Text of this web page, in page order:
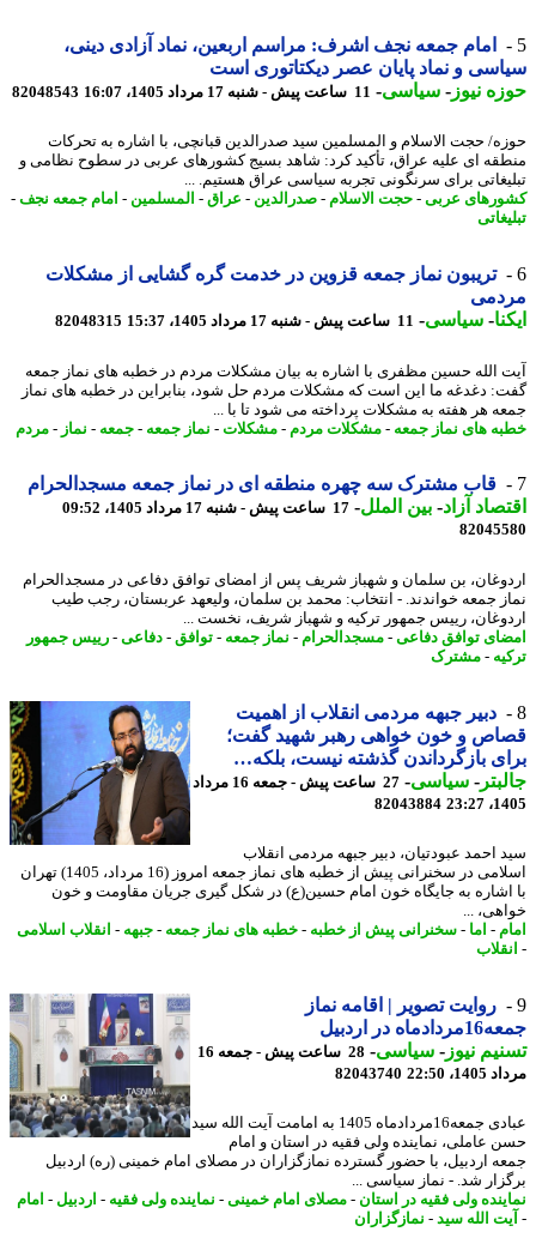
امام جمعه نجف اشرف: مراسم اربعین، نماد آزادی دینی،
و نماد پایان عصر دیکتاتوری است
نیوز-سیاسی-11 ساعت پیش - شنبه 17 مرداد 1405، 16:07 82048543
حجت الاسلام و المسلمین سید صدرالدین قبانچی، با اشاره به تحرکات
ای علیه عراق، تأکید کرد: شاهد بسیج کشورهای عربی در سطوح نظامی و
برای سرنگونی تجربه سیاسی عراق هستیم. ...
عربی- حجت الاسلام-صدرالدین-عراق- المسلمین-امام جمعه نجف -
تریبون نماز جمعه قزوین در خدمت گره گشایی از مشکلات
-سیاسی-11 ساعت پیش - شنبه 17 مرداد 1405، 15:37 82048315
الله حسین مظفری با اشاره به بیان مشکلات مردم در خطبه های نماز جمعه
دغدغه ما این است که مشکلات مردم حل شود، بنابراین در خطبه های نماز
هر هفته به مشکلات پرداخته می شود تا با ...
های نماز جمعه-مشکلات مردم- مشکلات-نماز جمعه-جمعه-نماز -مردم
قاب مشترک سه چهره منطقه ای در نماز جمعه مسجدالحرام
آزاد - بین الملل-17 ساعت پیش - شنبه 17 مرداد 1405، 09:52
بن سلمان و شهباز شریف پس از امضای توافق دفاعی در مسجدالحرام
جمعه خواندند. - انتخاب: محمد بن سلمان، ولیعهد عربستان، رجب طیب
رییس جمهور ترکیه و شهباز شریف، نخست ...
توافق دفاعی-مسجدالحرام- نماز جمعه-توافق-دفاعی-رییس جمهور
-مشترک
دبیر جبهه مردمی انقلاب از اهمیت
و خون خواهی رهبر شهید گفت؛
بازگرداندن گذشته نیست، بلکه…
-سیاسی-
27 ساعت پیش - جمعه 16 مرداد
82043884
احمد عبودتیان، دبیر جبهه مردمی انقلاب
اسلامی در سخنرانی پیش از خطبه های نماز جمعه امروز (16 مرداد، 1405) تهران
به جایگاه خون امام حسین(ع) در شکل گیری جریان مقاومت و خون
...
-اما - سخنرانی پیش از خطبه-خطبه های نماز جمعه-جبهه-انقلاب اسلامی
روایت تصویر | اقامه نماز
در اردبیل
نیوز-سیاسی-
28 ساعت پیش - جمعه 16
22:50
82043740
عبادی جمعه16مردادماه 1405 به امامت آیت الله سید
عاملی، نماینده ولی فقیه در استان و امام
اردبیل، با حضور گسترده نمازگزاران در مصلای امام خمینی (ره) اردبیل
شد. - نماز سیاسی ...
ولی فقیه در استان-مصلای امام خمینی-نماینده ولی فقیه -اردبیل -امام
الله سید -نمازگزاران